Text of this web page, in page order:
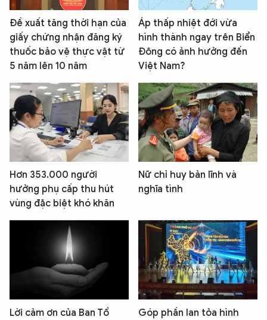
Đề xuất tăng thời hạn của
giấy chứng nhận đăng ký
thuốc bảo vệ thực vật từ
5 năm lên 10 năm
Áp thấp nhiệt đới vừa
hình thành ngay trên Biển
Đông có ảnh hưởng đến
Việt Nam?
Hơn 353.000 người
hưởng phụ cấp thu hút
vùng đặc biệt khó khăn
Nữ chỉ huy bản lĩnh và
nghĩa tình
Lời cảm ơn của Ban Tổ
Góp phần lan tỏa hình